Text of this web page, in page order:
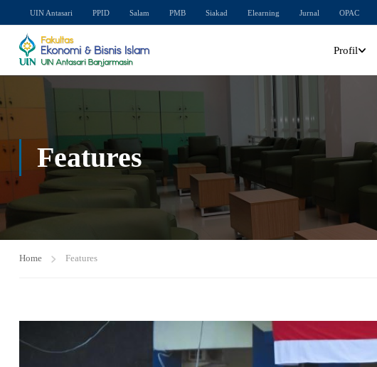
UIN Antasari PPID Salam PMB Siakad Elearning Jurnal OPAC
Profil
Features
Home Features